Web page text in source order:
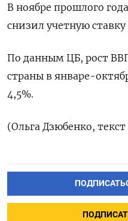
В ноябре прошлого
снизил учетную ставку
По данным ЦБ, рост
страны в январе-
4,5%.
(Ольга Дзюбенко,